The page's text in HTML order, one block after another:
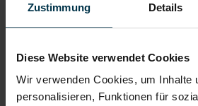
Zustimmung Details
Diese Website verwendet Cookies
Wir verwenden Cookies, um Inhalte
personalisieren, Funktionen für
Kollektivvertraglicher Mindestlohn EUR
Berufserfahrung möglich.